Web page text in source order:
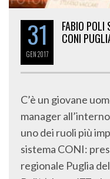
31
GEN2017
FABIO POLI
C’è un giovane
manager
uno dei ruoli più
sistema CONI:
regionale Puglia